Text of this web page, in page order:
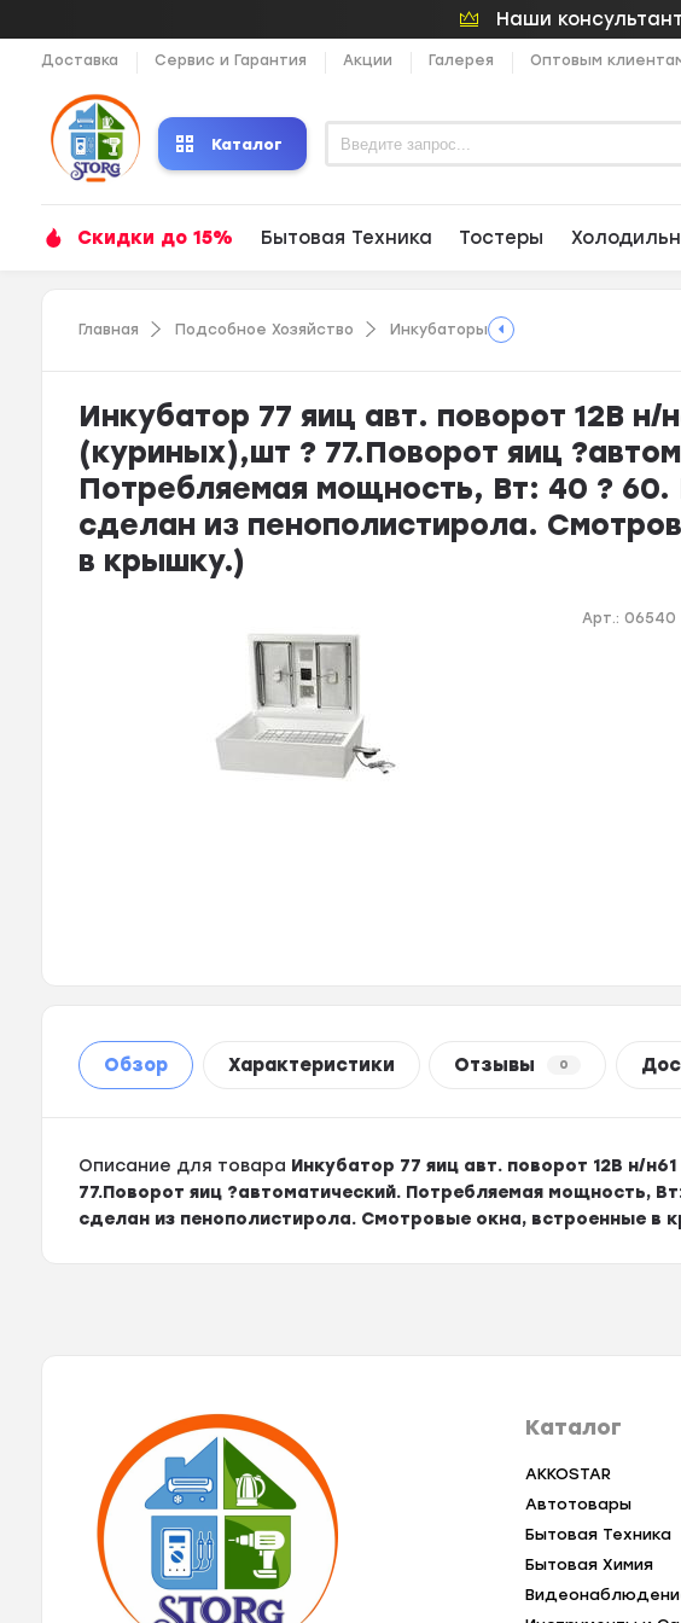
Наши
Доставка Сервис и Гарантия Акции Галерея Оптовым
Каталог
Скидки до 15% Бытовая Техника Тостеры
Главная Подсобное Хозяйство Инкубаторы
Инкубатор 77 яиц авт. поворот 12В н/
(куриных),шт ? 77.Поворот яиц
Потребляемая мощность, Вт: 40 ? 60.
сделан из пенополистирола.
в крышку.)
Арт.:06540
Обзор Характеристики Отзывы 0
Описание для товара Инкубатор 77 яиц авт. поворот 12В н/
77.Поворот яиц ?автоматический. Потребляемая мощность,
сделан из пенополистирола. Смотровые окна, встроенные в
Каталог
AKKOSTAR
Автотовары
Бытовая Техника
Бытовая Химия